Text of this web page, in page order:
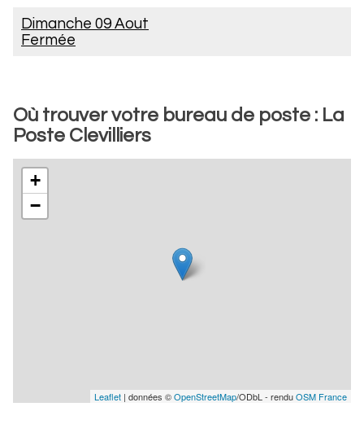
Dimanche 09 Aout
Fermée
Où trouver votre bureau de poste : La
Poste Clevilliers
+
−
Leaflet | données ©OpenStreetMap/ODbL - renduOSM France